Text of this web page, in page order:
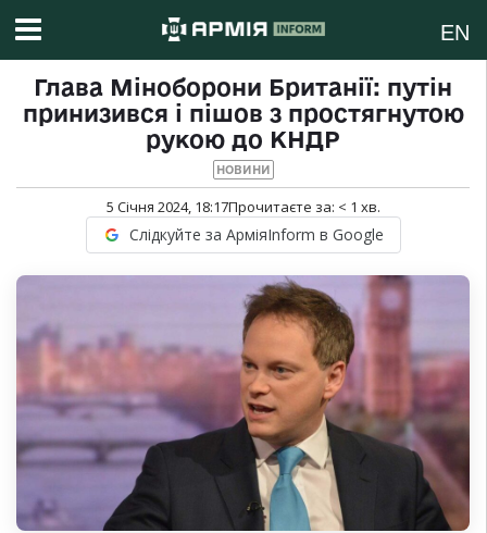
EN
Глава Міноборони Британії: путін
принизився і пішов з простягнутою
рукою до КНДР
НОВИНИ
5 Січня 2024, 18:17Прочитаєте за: < 1 хв.
Слідкуйте за АрміяInform в Google